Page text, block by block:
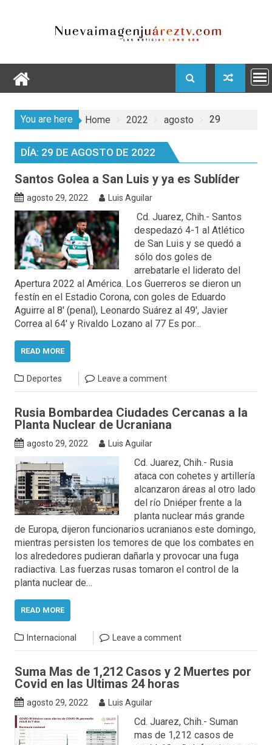
You are here Home 2022 agosto 29
DÍA: 29 DE AGOSTO DE 2022
Santos Golea a San Luis y ya es Sublíder
agosto 29, 2022 Luis Aguilar
Cd. Juarez, Chih.- Santos
despedazó 4-1 al Atlético
de San Luis y se quedó a
sólo dos goles de
arrebatarle el liderato del
Apertura 2022 al América. Los Guerreros se dieron un
festín en el Estadio Corona, con goles de Eduardo
Aguirre al 8′ (penal), Leonardo Suárez al 49′, Javier
Correa al 64′ y Rivaldo Lozano al 77 Es por…
READ MORE
Deportes Leave a comment
Rusia Bombardea Ciudades Cercanas a la
Planta Nuclear de Ucraniana
agosto 29, 2022 Luis Aguilar
Cd. Juarez, Chih.- Rusia
ataca con cohetes y artillería
alcanzaron áreas al otro lado
del río Dniéper frente a la
planta nuclear más grande
de Europa, dijeron funcionarios ucranianos este domingo,
mientras persisten los temores de que los combates en
los alrededores pudieran dañarla y provocar una fuga
radiactiva. Las fuerzas rusas tomaron el control de la
planta nuclear de…
READ MORE
Internacional Leave a comment
Suma Mas de 1,212 Casos y 2 Muertes por
Covid en las Ultimas 24 horas
agosto 29, 2022 Luis Aguilar
Cd. Juarez, Chih.- Suman
mas de 1,212 casos de